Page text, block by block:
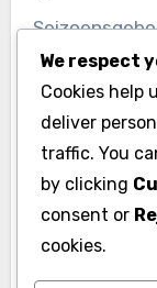
prestaties
door de
de baan en
Het
optimaliseren.
We respect
Cookies help
deliver
traffic. You
by clicking
consent or
cookies.